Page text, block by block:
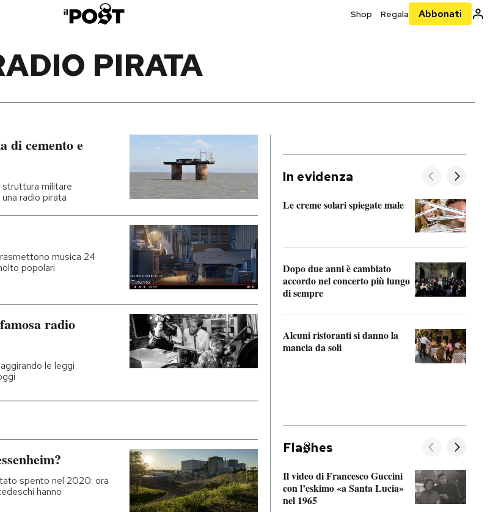
Shop Regala Abbonati
PIRATA
di cemento e
struttura militare
radio pirata
musica 24
popolari
radio
le leggi
spento nel 2020: ora
hanno
In evidenza
Le creme solari spiegate male
Dopo due anni è cambiato
accordo nel concerto più lungo
di sempre
Alcuni ristoranti si danno la
mancia da soli
Fla hes
Il video di Francesco Guccini
con l’eskimo «a Santa Lucia»
nel 1965